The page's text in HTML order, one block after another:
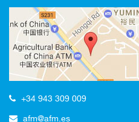
+34 943 309 009
afm@afm.es